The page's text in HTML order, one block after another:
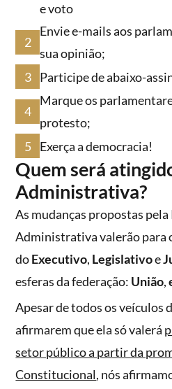
e voto
Envie e-mails aos
sua opinião;
Participe de abaixo-
Marque os
protesto;
Exerça a democracia!
Quem será
Administrativa?
As mudanças propostas pela
Administrativa valerão para
doExecutivo, Legislativoe
esferas da federação: União,
Apesar de todos os veículos
afirmarem que ela só valerá
setor público a partir da
Constitucional, nós